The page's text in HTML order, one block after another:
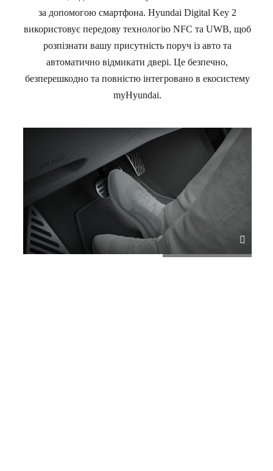
за допомогою смартфона. Hyundai Digital Key 2
використовує передову технологію NFC та UWB, щоб
розпізнати вашу присутність поруч із авто та
автоматично відмикати двері. Це безпечно,
безперешкодно та повністю інтегровано в екосистему
myHyundai.